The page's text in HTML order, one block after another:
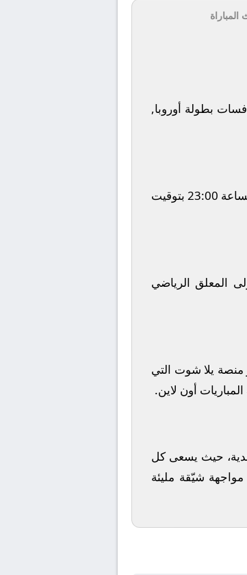
المباراة
بطولة أوروبا,
23:00بتوقيت
المعلق الرياضي
منصة يلا شوت التي
أون لاين.
حيث يسعى كل
مواجهة شيّقة مليئة